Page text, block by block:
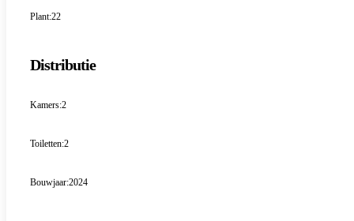
Plant:22
Distributie
Kamers:2
Toiletten:2
Bouwjaar:2024